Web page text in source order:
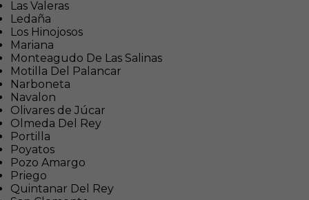
Las Valeras
Ledaña
Los Hinojosos
Mariana
Monteagudo De Las Salinas
Motilla Del Palancar
Narboneta
Navalon
Olivares de Júcar
Olmeda Del Rey
Portilla
Poyatos
Pozo Amargo
Priego
Quintanar Del Rey